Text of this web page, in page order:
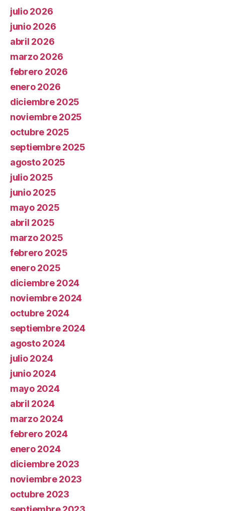
julio 2026
junio 2026
abril 2026
marzo 2026
febrero 2026
enero 2026
diciembre 2025
noviembre 2025
octubre 2025
septiembre 2025
agosto 2025
julio 2025
junio 2025
mayo 2025
abril 2025
marzo 2025
febrero 2025
enero 2025
diciembre 2024
noviembre 2024
octubre 2024
septiembre 2024
agosto 2024
julio 2024
junio 2024
mayo 2024
abril 2024
marzo 2024
febrero 2024
enero 2024
diciembre 2023
noviembre 2023
octubre 2023